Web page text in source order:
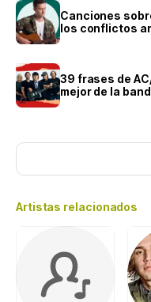
Canciones
los conflictos
39 frases de
mejor de la
Artistas relacionados